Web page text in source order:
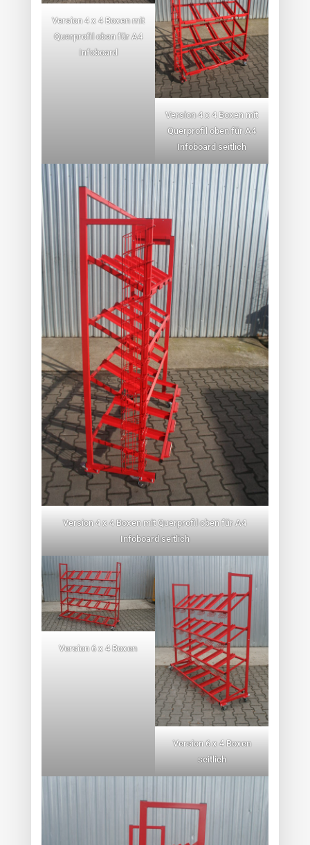
Version 4 x 4 Boxen mit
Querprofil oben für A4
Infoboard
Version 4 x 4 Boxen mit
Querprofil oben für A4
Infoboard seitlich
Version 4 x 4 Boxen mit Querprofil oben für A4
Infoboard seitlich
Version 6 x 4 Boxen
Version 6 x 4 Boxen
seitlich